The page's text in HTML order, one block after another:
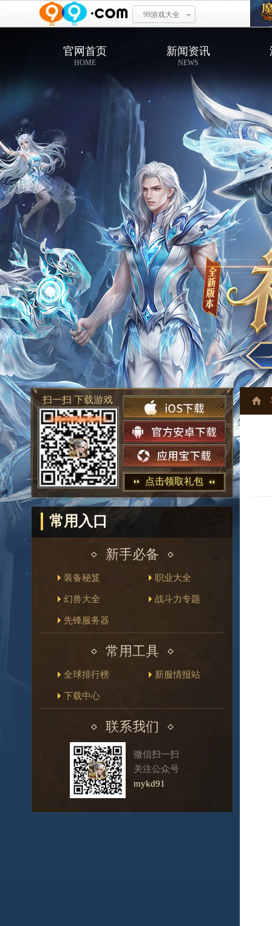
99游戏大全
官网首页
HOME
新闻资讯
NEWS
扫一扫 下载游戏
点击领取礼包
常用入口
新手必备
装备秘笈 职业大全
幻兽大全 战斗力专题
先锋服务器
常用工具
全球排行榜 新服情报站
下载中心
联系我们
微信扫一扫
关注公众号
mykd91